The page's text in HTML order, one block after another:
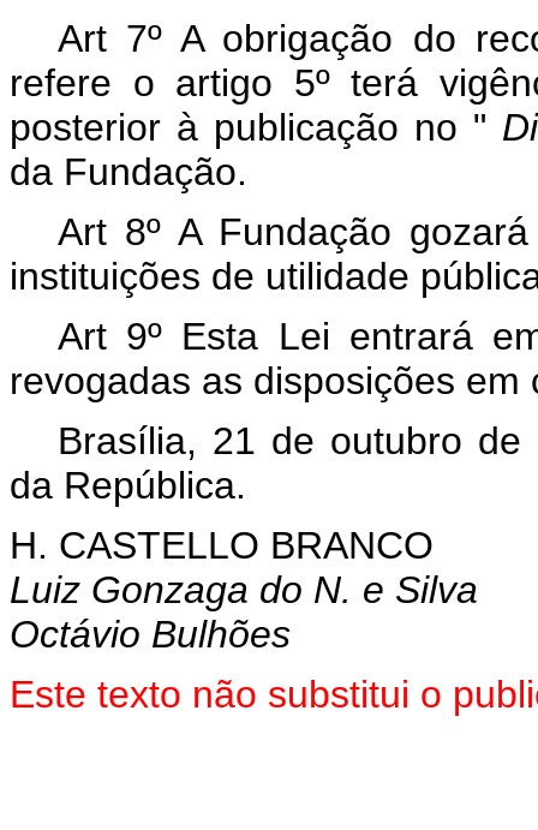
Art 7º A obrigação do
refere o artigo 5º terá
posterior à publicação no "
da Fundação.
Art 8º A Fundação
instituições de utilidade
Art 9º Esta Lei entrará
revogadas as disposições em
Brasília, 21 de outubro de
da República.
H. CASTELLO BRANCO
Luiz Gonzaga do N. e Silva
Octávio Bulhões
Este texto não substitui o